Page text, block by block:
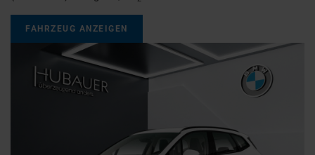
FAHRZEUG ANZEIGEN